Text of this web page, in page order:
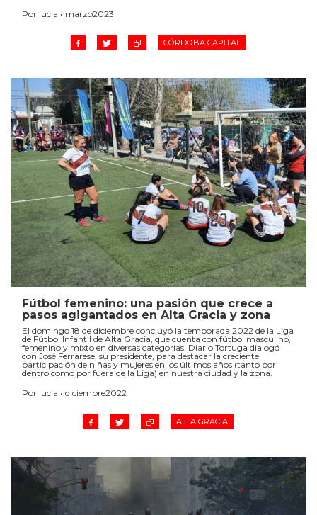
Por lucia • marzo2023
CÓRDOBA CAPITAL
Fútbol femenino: una pasión que crece a
pasos agigantados en Alta Gracia y zona
El domingo 18 de diciembre concluyó la temporada 2022 de la Liga
de Fútbol Infantil de Alta Gracia, que cuenta con fútbol masculino,
femenino y mixto en diversas categorías. Diario Tortuga dialogó
con José Ferrarese, su presidente, para destacar la creciente
participación de niñas y mujeres en los últimos años (tanto por
dentro como por fuera de la Liga) en nuestra ciudad y la zona.
Por lucia • diciembre2022
ALTA GRACIA